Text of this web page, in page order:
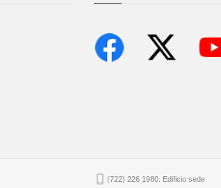
(722) 226 1980. Edificio sede